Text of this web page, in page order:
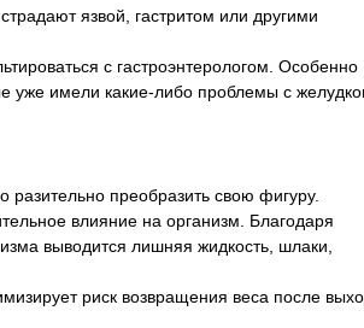
язвой, гастритом или другими
с гастроэнтерологом. Особенно
уже имели какие-либо проблемы с
преобразить свою фигуру.
влияние на организм. Благодаря
выводится лишняя жидкость, шлаки,
риск возвращения веса после